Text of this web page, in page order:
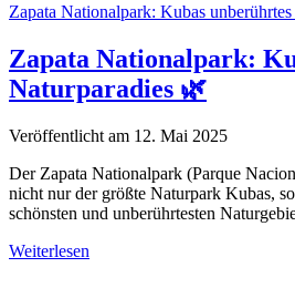
Zapata Nationalpark: Kubas
Zapata Nationalpark:
Naturparadies 🌿
Veröffentlicht am 12. Mai 2025
Der Zapata Nationalpark (Parque
nicht nur der größte Naturpark Kubas,
schönsten und unberührtesten
Weiterlesen